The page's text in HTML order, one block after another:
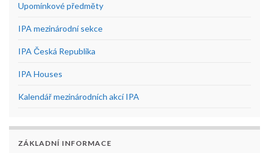
Upomínkové předměty
IPA mezinárodní sekce
IPA Česká Republika
IPA Houses
Kalendář mezinárodních akcí IPA
ZÁKLADNÍ INFORMACE